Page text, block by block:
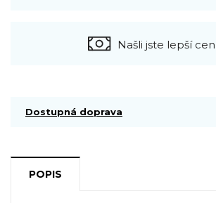
Našli jste lepší
Dostupná doprava
POPIS